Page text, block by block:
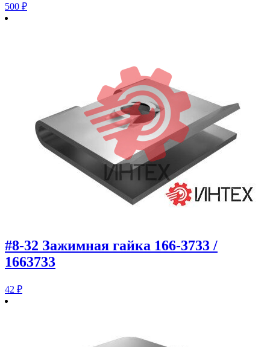
500 ₽
#8-32 Зажимная гайка 166-3733 /
1663733
42 ₽